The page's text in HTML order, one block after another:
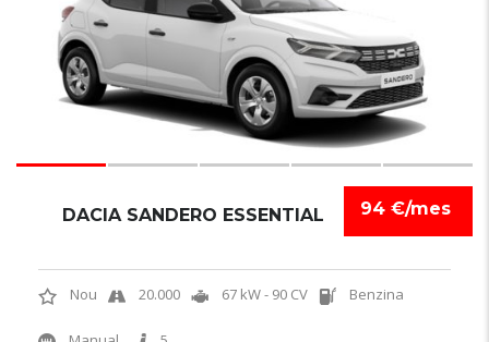
94 €/mes
DACIA SANDERO ESSENTIAL
Nou 20.000 67 kW - 90 CV Benzina